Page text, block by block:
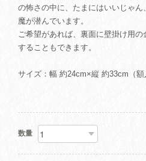
の怖さの中に、たまにはいいじゃ
魔が潜んでいます。
ご希望があれば、裏面に壁掛け用の
することもできます。
サイズ：幅 約24cm×縦 約33cm（額
数量